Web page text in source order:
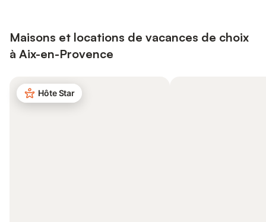
Maisons et locations de vacances de choix
à Aix-en-Provence
Hôte Star